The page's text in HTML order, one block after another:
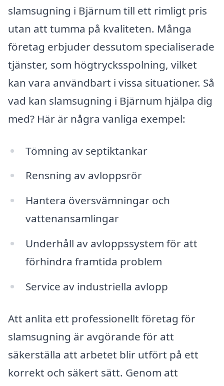
slamsugning i Bjärnum till ett rimligt pris
utan att tumma på kvaliteten. Många
företag erbjuder dessutom specialiserade
tjänster, som högtrycksspolning, vilket
kan vara användbart i vissa situationer. Så
vad kan slamsugning i Bjärnum hjälpa dig
med? Här är några vanliga exempel:
Tömning av septiktankar
Rensning av avloppsrör
Hantera översvämningar och
vattenansamlingar
Underhåll av avloppssystem för att
förhindra framtida problem
Service av industriella avlopp
Att anlita ett professionellt företag för
slamsugning är avgörande för att
säkerställa att arbetet blir utfört på ett
korrekt och säkert sätt. Genom att